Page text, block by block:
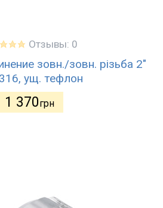
Отзывы: 0
зовн./зовн. різьба 2"
ущ. тефлон
1 370грн